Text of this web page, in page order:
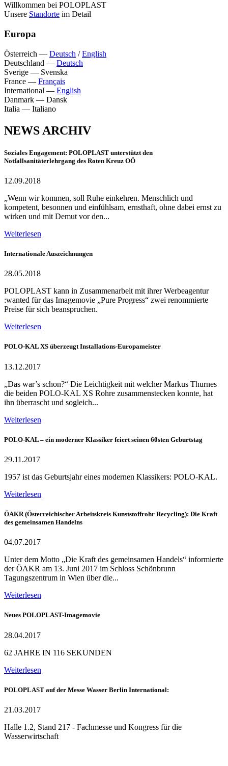
Willkommen bei POLOPLAST
Unsere Standorte im Detail
Europa
Österreich — Deutsch /English
Deutschland — Deutsch
Sverige — Svenska
France — Français
International — English
Danmark — Dansk
Italia — Italiano
NEWS ARCHIV
Soziales Engagement: POLOPLAST unterstützt den
Notfallsanitäterlehrgang des Roten Kreuz OÖ
12.09.2018
„Wenn wir kommen, soll Ruhe einkehren. Menschlich und
kompetent, besonnen und einfühlsam, ernsthaft, ohne dabei ernst zu
wirken und mit Demut vor den...
Weiterlesen
Internationale Auszeichnungen
28.05.2018
POLOPLAST kann in Zusammenarbeit mit ihrer Werbeagentur
:wanted für das Imagemovie „Pure Progress“ zwei renommierte
Preise für sich beanspruchen.
Weiterlesen
POLO-KAL XS überzeugt Installations-Europameister
13.12.2017
„Das war’s schon?“ Die Leichtigkeit mit welcher Markus Thurnes
die beiden POLO-KAL XS Rohre zusammenstecken konnte, hat
ihn überrascht und sogleich...
Weiterlesen
POLO-KAL – ein moderner Klassiker feiert seinen 60sten Geburtstag
29.11.2017
1957 ist das Geburtsjahr eines modernen Klassikers: POLO-KAL.
Weiterlesen
ÖAKR (Österreichischer Arbeitskreis Kunststoffrohr Recycling): Die Kraft
des gemeinsamen Handelns
04.07.2017
Unter dem Motto „Die Kraft des gemeinsamen Handels“ informierte
der ÖAKR am 13. Juni 2017 im Schloss Schönbrunn
Tagungszentrum in Wien über die...
Weiterlesen
Neues POLOPLAST-Imagemovie
28.04.2017
62 JAHRE IN 116 SEKUNDEN
Weiterlesen
POLOPLAST auf der Messe Wasser Berlin International:
21.03.2017
Halle 1.2, Stand 217 - Fachmesse und Kongress für die
Wasserwirtschaft